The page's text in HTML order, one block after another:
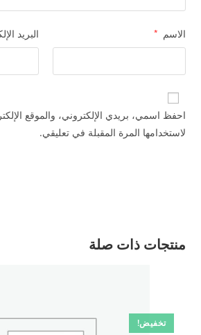
الاسم * البريد
احفظ اسمي، بريدي الإلكتروني، والموقع
لاستخدامها المرة المقبلة في تعليقي.
منتجات ذات صلة
تخفيض!